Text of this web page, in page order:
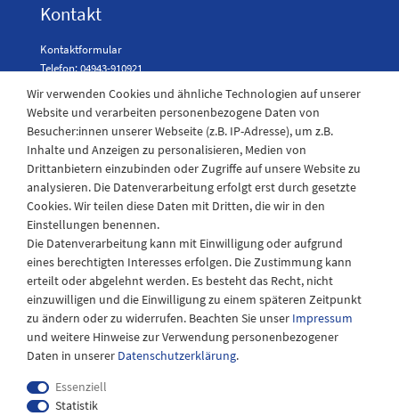
Kontakt
Kontaktformular
Telefon: 04943-910921
Laden Öffnungszeiten
Montag - Freitag
08:30 - 12:30 und 13.00 - 17.30 Uhr
Samstags
08:30 bis 12:30 Uhr
Wir verwenden Cookies und ähnliche Technologien auf unserer
Website und verarbeiten personenbezogene Daten von
Besucher:innen unserer Webseite (z.B. IP-Adresse), um z.B.
Inhalte und Anzeigen zu personalisieren, Medien von
Drittanbietern einzubinden oder Zugriffe auf unsere Website zu
analysieren. Die Datenverarbeitung erfolgt erst durch gesetzte
Cookies. Wir teilen diese Daten mit Dritten, die wir in den
Einstellungen benennen.
Die Datenverarbeitung kann mit Einwilligung oder aufgrund
eines berechtigten Interesses erfolgen. Die Zustimmung kann
erteilt oder abgelehnt werden. Es besteht das Recht, nicht
einzuwilligen und die Einwilligung zu einem späteren Zeitpunkt
zu ändern oder zu widerrufen. Beachten Sie unser Impressum
und weitere Hinweise zur Verwendung personenbezogener
Daten in unserer Daten­schutz­erklärung.
Essenziell
Statistik